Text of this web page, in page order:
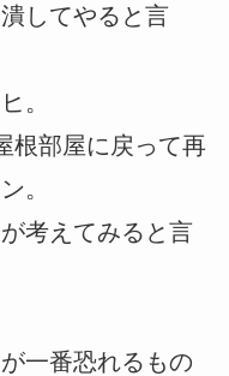
してやると言
。
根部屋に戻って再
。
考えてみると言
一番恐れるもの